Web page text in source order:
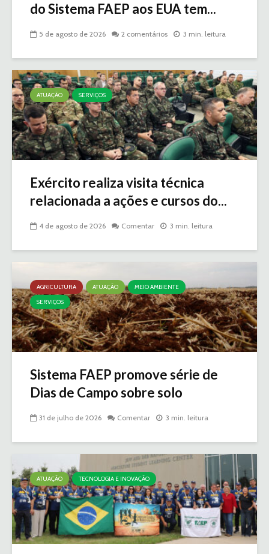
do Sistema FAEP aos EUA tem...
5 de agosto de 2026 2 comentários 3 min. leitura
ATUAÇÃO SERVIÇOS
Exército realiza visita técnica
relacionada a ações e cursos do...
4 de agosto de 2026 Comentar 3 min. leitura
AGRICULTURA ATUAÇÃO
MEIO AMBIENTE
SERVIÇOS
Sistema FAEP promove série de
Dias de Campo sobre solo
31 de julho de 2026 Comentar 3 min. leitura
ATUAÇÃO TECNOLOGIA E INOVAÇÃO